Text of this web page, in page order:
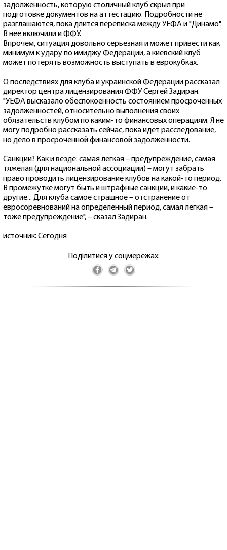
задолженность, которую столичный клуб скрыл при
подготовке документов на аттестацию. Подробности не
разглашаются, пока длится переписка между УЕФА и "Динамо".
В нее включили и ФФУ.
Впрочем, ситуация довольно серьезная и может привести как
минимум к удару по имиджу Федерации, а киевский клуб
может потерять возможность выступать в еврокубках.
О последствиях для клуба и украинской Федерации рассказал
директор центра лицензирования ФФУ Сергей Задиран.
"УЕФА высказало обеспокоенность состоянием просроченных
задолженностей, относительно выполнения своих
обязательств клубом по каким-то финансовых операциям. Я не
могу подробно рассказать сейчас, пока идет расследование,
но дело в просроченной финансовой задолженности.
Санкции? Как и везде: самая легкая – предупреждение, самая
тяжелая (для национальной ассоциации) – могут забрать
право проводить лицензирование клубов на какой-то период.
В промежутке могут быть и штрафные санкции, и какие-то
другие... Для клуба самое страшное – отстранение от
евросоревнований на определенный период, самая легкая –
тоже предупреждение", – сказал Задиран.
источник: Сегодня
Поділитися у соцмережах: